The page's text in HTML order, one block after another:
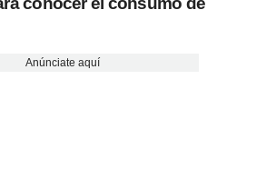
Anúnciate aquí